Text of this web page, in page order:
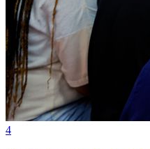
Internacional
4